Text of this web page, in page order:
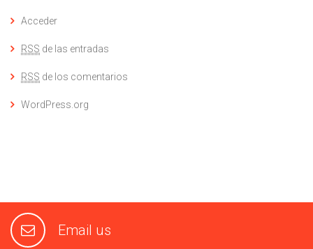
Acceder
RSS de las entradas
RSS de los comentarios
WordPress.org
Email us